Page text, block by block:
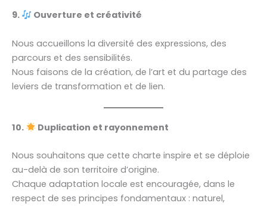
9. Ouverture et créativité
Nous accueillons la diversité des expressions, des
parcours et des sensibilités.
Nous faisons de la création, de l’art et du partage des
leviers de transformation et de lien.
10. Duplication et rayonnement
Nous souhaitons que cette charte inspire et se déploie
au-delà de son territoire d’origine.
Chaque adaptation locale est encouragée, dans le
respect de ses principes fondamentaux : naturel,